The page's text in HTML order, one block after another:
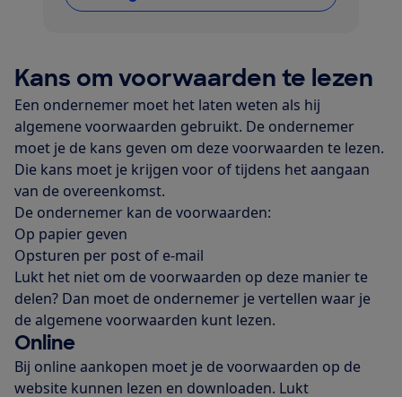
Kans om voorwaarden te lezen
Een ondernemer moet het laten weten als hij
algemene voorwaarden gebruikt. De ondernemer
moet je de kans geven om deze voorwaarden te lezen.
Die kans moet je krijgen voor of tijdens het aangaan
van de overeenkomst.
De ondernemer kan de voorwaarden:
Op papier geven
Opsturen per post of e-mail
Lukt het niet om de voorwaarden op deze manier te
delen? Dan moet de ondernemer je vertellen waar je
de algemene voorwaarden kunt lezen.
Online
Bij online aankopen moet je de voorwaarden op de
website kunnen lezen en downloaden. Lukt